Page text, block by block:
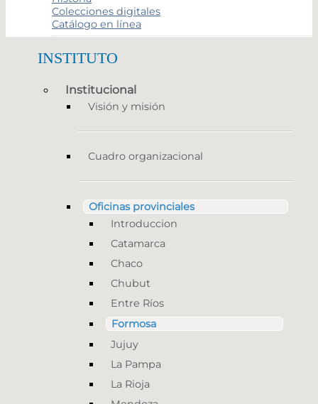
Colecciones digitales
Catálogo en línea
INSTITUTO
Institucional
Visión y misión
Cuadro organizacional
Oficinas provinciales
Introduccion
Catamarca
Chaco
Chubut
Entre Ríos
Formosa
Jujuy
La Pampa
La Rioja